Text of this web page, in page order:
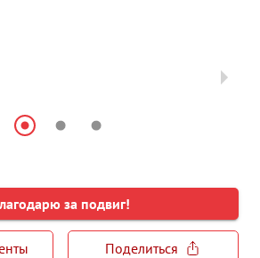
за подвиг!
Поделиться